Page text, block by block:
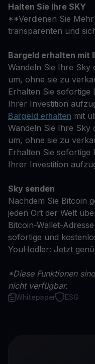
Halten Sie Ihre SKY
**Verdienen Sie
transparenten und
Bargeld erhalten mit
Wandeln Sie Ihre Sky
um, ohne sie zu
Erhalten Sie sofortige
Ihrer Investition
Bargeld erhalten mit
Wandeln Sie Ihre Sky
um, ohne sie zu
Erhalten Sie sofortige
Ihrer Investition
Sky senden
Nachdem Sie Bitcoin
jeden Ort der Welt
Bitcoin-Wallet-
sofortige und
YouHodler: Jetzt
*Diese Funktionen
nicht verfügbar.
Whitepaper ESG